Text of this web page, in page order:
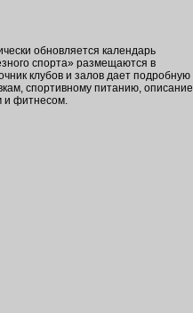
обновляется календарь
спорта» размещаются в
клубов и залов дает подробную
спортивному питанию, описание
и фитнесом.